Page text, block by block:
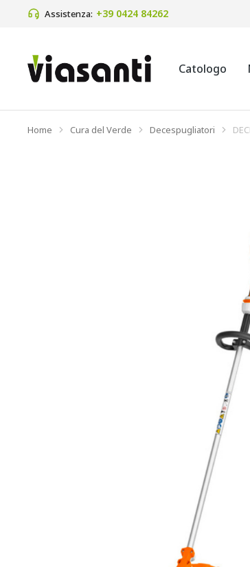
Assistenza: +39 0424 84262
Catologo
Tu sei qui:
Home Cura del Verde Decespugliatori